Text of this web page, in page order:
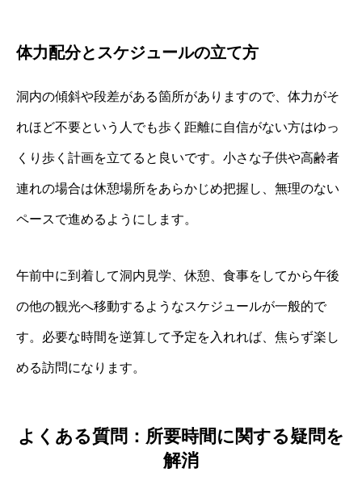
体力配分とスケジュールの立て方
洞内の傾斜や段差がある箇所がありますので、体力がそ
れほど不要という人でも歩く距離に自信がない方はゆっ
くり歩く計画を立てると良いです。小さな子供や高齢者
連れの場合は休憩場所をあらかじめ把握し、無理のない
ペースで進めるようにします。
午前中に到着して洞内見学、休憩、食事をしてから午後
の他の観光へ移動するようなスケジュールが一般的で
す。必要な時間を逆算して予定を入れれば、焦らず楽し
める訪問になります。
よくある質問：所要時間に関する疑問を
解消